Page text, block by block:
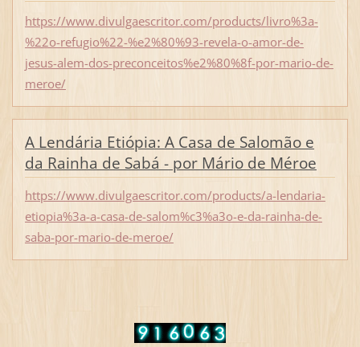
https://www.divulgaescritor.com/products/livro%3a-
%22o-refugio%22-%e2%80%93-revela-o-amor-de-
jesus-alem-dos-preconceitos%e2%80%8f-por-mario-de-
meroe/
A Lendária Etiópia: A Casa de Salomão e
da Rainha de Sabá - por Mário de Méroe
https://www.divulgaescritor.com/products/a-lendaria-
etiopia%3a-a-casa-de-salom%c3%a3o-e-da-rainha-de-
saba-por-mario-de-meroe/